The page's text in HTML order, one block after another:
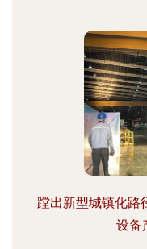
蹚出新型城镇化路
设备